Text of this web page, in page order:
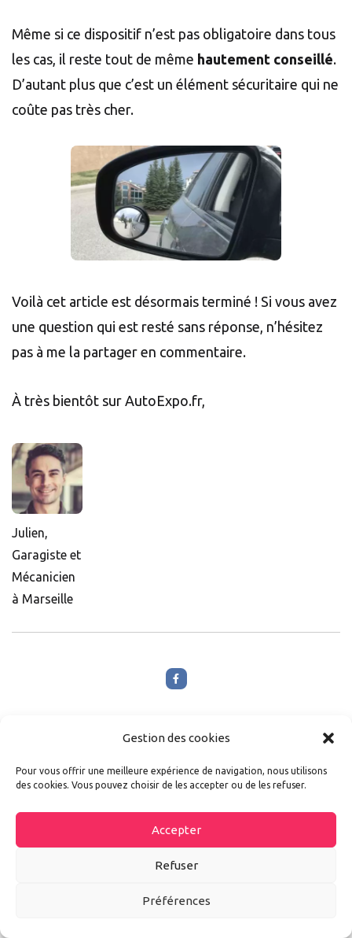
Gestion des cookies
Pour vous offrir une meilleure expérience de navigation, nous utilisons
des cookies. Vous pouvez choisir de les accepter ou de les refuser.
Accepter
Refuser
Préférences
Même si ce dispositif n’est pas obligatoire dans tous
les cas, il reste tout de même hautement conseillé.
D’autant plus que c’est un élément sécuritaire qui ne
coûte pas très cher.
Voilà cet article est désormais terminé ! Si vous avez
une question qui est resté sans réponse, n’hésitez
pas à me la partager en commentaire.
À très bientôt sur AutoExpo.fr,
Julien,
Garagiste et
Mécanicien
à Marseille
Poster un commentaire
Votre adresse mail ne sera pas publié. Les champs avec une